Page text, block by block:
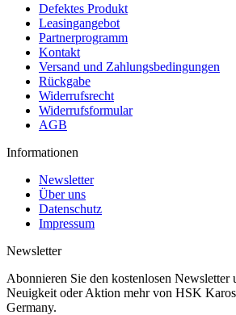
Defektes Produkt
Leasingangebot
Partnerprogramm
Kontakt
Versand und Zahlungsbedingungen
Rückgabe
Widerrufsrecht
Widerrufsformular
AGB
Informationen
Newsletter
Über uns
Datenschutz
Impressum
Newsletter
Abonnieren Sie den kostenlosen Newsletter
Neuigkeit oder Aktion mehr von HSK
Germany.